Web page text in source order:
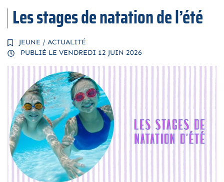
Les stages de natation de l’été
JEUNE / ACTUALITÉ
PUBLIÉ LE VENDREDI 12 JUIN 2026